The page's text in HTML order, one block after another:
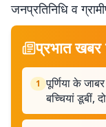
जनप्रतिनिधि व
प्रभात खबर
1 पूर्णिया के
बच्चियां डूबीं,